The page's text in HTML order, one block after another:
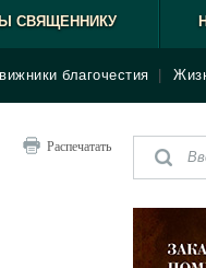
благочестия
СВЯЩЕННИКУ
Распечатать